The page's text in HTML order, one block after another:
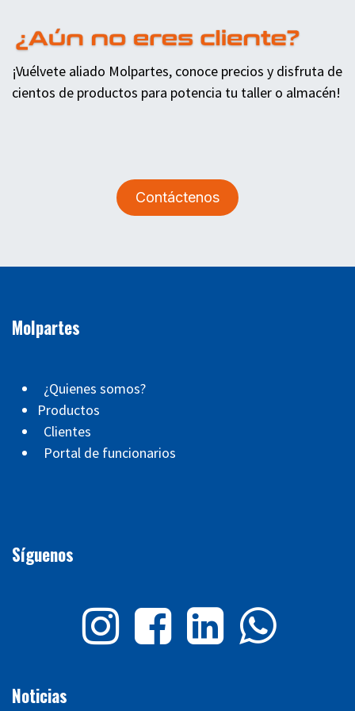
¡Vuélvete aliado Molpartes, conoce precios y disfruta de
cientos de productos para potencia tu taller o almacén!
Contáctenos
Molpartes
¿Quienes somos?
Productos
Clientes
Portal de funcionarios
Síguenos
Noticias